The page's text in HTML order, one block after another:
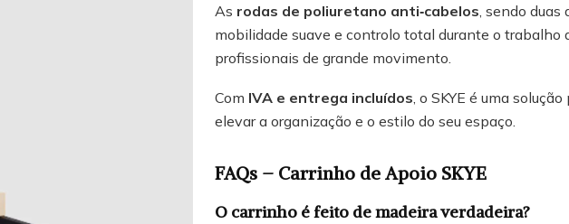
As rodas de poliuretano anti‑cabelos , sendo
mobilidade suave e controlo total durante o
profissionais de grande movimento.
Com IVA e entrega incluídos , o SKYE é uma
elevar a organização e o estilo do seu espaço.
FAQs – Carrinho de Apoio SKYE
O carrinho é feito de madeira verdadeira?